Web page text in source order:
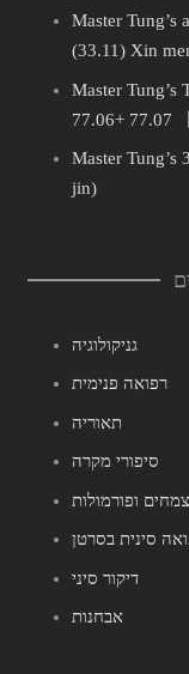
Master Tung’s
(33.11) Xin
Master Tung’s
77.06+ 77.07
Master
jin)
גניקולוגיה
רפואה פנימית
תאוריה
סיפורי מקרה
צמחים ופורמולות
סינית בסרטן
דיקור סיני
אבחנות